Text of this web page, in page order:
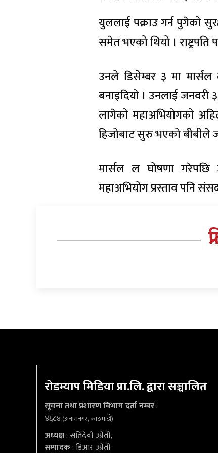
युललाई पक्राउ गर्न पुगेको
समेत भएको थियो ।
उनले डिसेम्बर ३ मा
बनाइदियो । उनलाई जनवरी
लागेको महाअभियोगको
हिजोबाट सुरु भएको बीबीले
मार्सल ल घोषणा गरेपछि
महाअभियोग प्रस्ताव पनि
रोडम्याप मिडिया प्रा.लि. द्वारा सञ्चालित
सूचना तथा प्रशारण विभाग दर्ता नम्बर:
४६८४(अनामनगर, काठमाडौं)
अध्यक्ष: सतिदेवी उप्रेती,
सम्पादक: डिआर उप्रेती